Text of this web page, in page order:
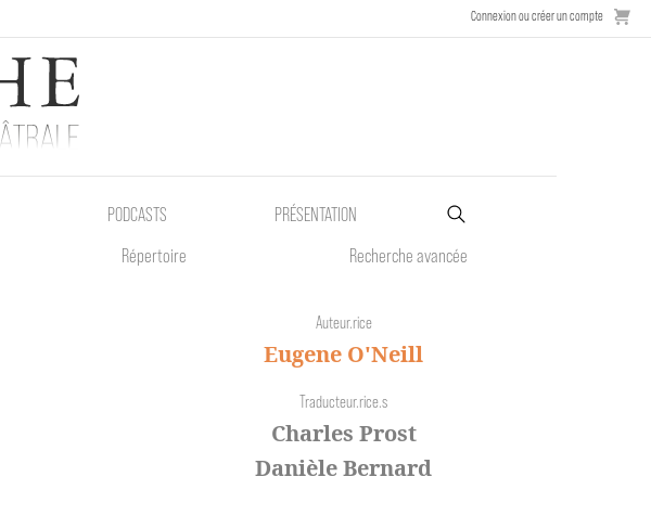
Connexion ou créer un compte
Répertoire Recherche avancée
PODCASTS PRÉSENTATION
Auteur.rice
Eugene O'Neill
Traducteur.rice.s
Charles Prost
Danièle Bernard